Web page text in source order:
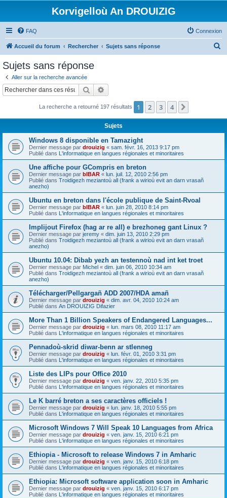
Korvigelloù An DROUIZIG
FAQ Connexion
Accueil du forum Rechercher Sujets sans réponse
c
Sujets sans réponse
Aller sur la recherche avancée
Rechercher
La recherche a retourné 197 résultats 1 2 3 4
Sujets
Windows 8 disponible en Tamazight
Dernier message par drouizig « sam. févr. 16, 2013 9:17 pm
Publié dans L'informatique en langues régionales et minoritaires
Une affiche pour GCompris en breton
Dernier message par bIBAR « lun. juil. 12, 2010 2:56 pm
Publié dans Troidigezh meziantoù all (frank a wirioù evit an darn vrasañ
anezho)
Ubuntu en breton dans l'école publique de Saint-Rvoal
Dernier message par bIBAR « lun. juin 28, 2010 8:14 pm
Publié dans L'informatique en langues régionales et minoritaires
Implijout Firefox (hag ar re all) e brezhoneg gant Linux ?
Dernier message par jeremy « dim. juin 13, 2010 2:29 pm
Publié dans Troidigezh meziantoù all (frank a wirioù evit an darn vrasañ
anezho)
Ubuntu 10.04: Dibab yezh an testennoù nad int ket troet
Dernier message par Michel « dim. juin 06, 2010 10:34 am
Publié dans Troidigezh meziantoù all (frank a wirioù evit an darn vrasañ
anezho)
Télécharger/Pellgargañ ADD 2007/HDA amañ
Dernier message par drouizig « dim. avr. 04, 2010 10:24 am
Publié dans An DROUIZIG Difazier
More Than 1 Billion Speakers of Endangered Languages...
Dernier message par drouizig « lun. mars 08, 2010 11:17 am
Publié dans L'informatique en langues régionales et minoritaires
Pennadoù-skrid diwar-benn ar stlenneg
Dernier message par drouizig « lun. févr. 01, 2010 3:31 pm
Publié dans L'informatique en langues régionales et minoritaires
Liste des LIPs pour Office 2010
Dernier message par drouizig « ven. janv. 22, 2010 5:35 pm
Publié dans L'informatique en langues régionales et minoritaires
Le K barré breton a ses caractères officiels !
Dernier message par drouizig « lun. janv. 18, 2010 5:55 pm
Publié dans L'informatique en langues régionales et minoritaires
Microsoft Windows 7 Will Speak 10 Languages from Africa
Dernier message par drouizig « ven. janv. 15, 2010 6:21 pm
Publié dans L'informatique en langues régionales et minoritaires
Ethiopia - Microsoft to release Windows 7 in Amharic
Dernier message par drouizig « ven. janv. 15, 2010 6:18 pm
Publié dans L'informatique en langues régionales et minoritaires
Ethiopia: Microsoft software application soon in Amharic
Dernier message par drouizig « ven. janv. 15, 2010 6:17 pm
Publié dans L'informatique en langues régionales et minoritaires